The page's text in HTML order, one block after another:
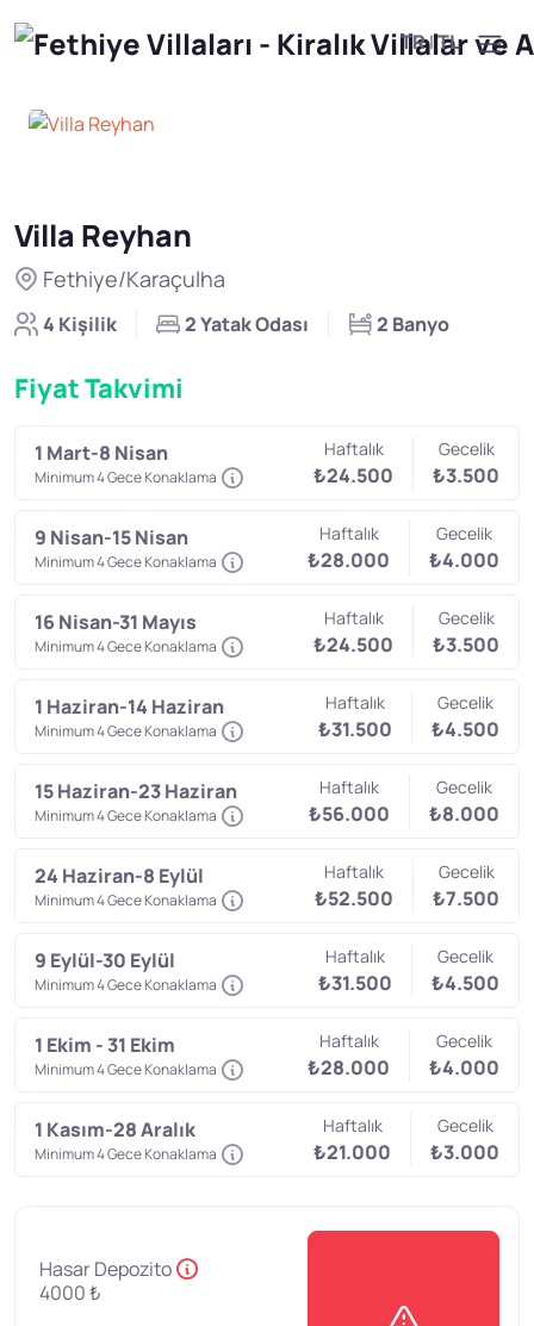
TR|TL
Villa Reyhan
Fethiye/Karaçulha
4 Kişilik 2 Yatak Odası 2 Banyo
Fiyat Takvimi
1 Mart-8 Nisan
Minimum 4 Gece Konaklama
Haftalık
₺24.500
Gecelik
₺3.500
9 Nisan-15 Nisan
Minimum 4 Gece Konaklama
Haftalık
₺28.000
Gecelik
₺4.000
16 Nisan-31 Mayıs
Minimum 4 Gece Konaklama
Haftalık
₺24.500
Gecelik
₺3.500
1 Haziran-14 Haziran
Minimum 4 Gece Konaklama
Haftalık
₺31.500
Gecelik
₺4.500
15 Haziran-23 Haziran
Minimum 4 Gece Konaklama
Haftalık
₺56.000
Gecelik
₺8.000
24 Haziran-8 Eylül
Minimum 4 Gece Konaklama
Haftalık
₺52.500
Gecelik
₺7.500
9 Eylül-30 Eylül
Minimum 4 Gece Konaklama
Haftalık
₺31.500
Gecelik
₺4.500
1 Ekim - 31 Ekim
Minimum 4 Gece Konaklama
Haftalık
₺28.000
Gecelik
₺4.000
1 Kasım-28 Aralık
Minimum 4 Gece Konaklama
Haftalık
₺21.000
Gecelik
₺3.000
Hasar Depozito
4000 ₺